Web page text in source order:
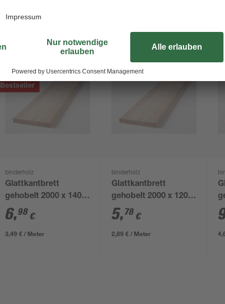
Bestseller
binderholz
Glattkantbrett
gehobelt 2000 x 140 x
18 mm
6,98 €
3,49 € / Meter
binderholz
Glattkantbrett
gehobelt 2000 x 120 x
18 mm
5,78 €
2,89 € / Meter